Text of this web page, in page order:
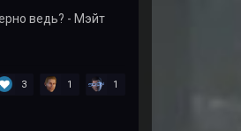
ведь? - Мэйт
3 1 1